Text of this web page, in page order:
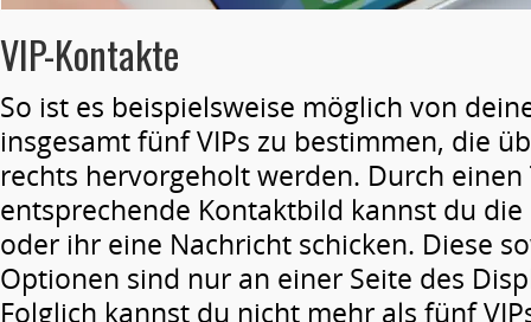
VIP-Kontakte
So ist es beispielsweise möglich von
insgesamt fünf VIPs zu bestimmen, die
rechts hervorgeholt werden. Durch
entsprechende Kontaktbild kannst du
oder ihr eine Nachricht schicken. Diese
Optionen sind nur an einer Seite des
Folglich kannst du nicht mehr als fünf